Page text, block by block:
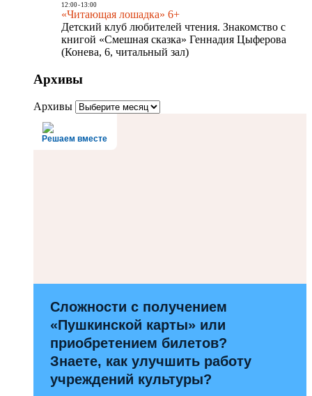
12:00- 13:00
«Читающая лошадка» 6+
Детский клуб любителей чтения. Знакомство с
книгой «Смешная сказка» Геннадия Цыферова
(Конева, 6, читальный зал)
Архивы
Архивы
Решаем вместе
Сложности с получением
«Пушкинской карты» или
приобретением билетов?
Знаете, как улучшить работу
учреждений культуры?